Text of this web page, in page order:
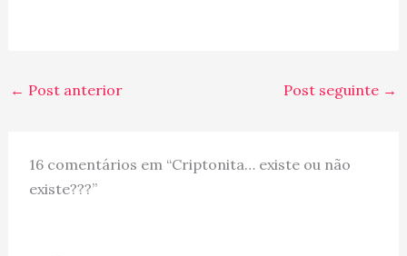
criança ser criança... essa
← Post anterior Post seguinte →
16 comentários em “Criptonita… existe ou não
existe???”